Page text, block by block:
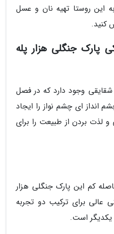
روستا تهیه نان و عسل
کنید.
پارک جنگلی هزار پله
وجود دارد که در فصل
انداز ای چشم نواز را ایجاد
لذت بردن از طبیعت را برای
کم این پارک جنگلی هزار
عالی برای ترکیب دو تجربه
یکدیگر است.